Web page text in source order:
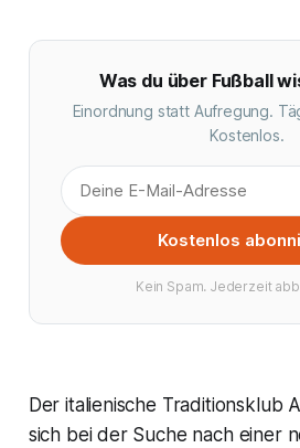
Was du über Fußball
Einordnung statt Aufregung.
Kostenlos.
Kostenlos
Kein Spam. Jederzeit
Der italienische Traditionsklub
sich bei der Suche nach einer